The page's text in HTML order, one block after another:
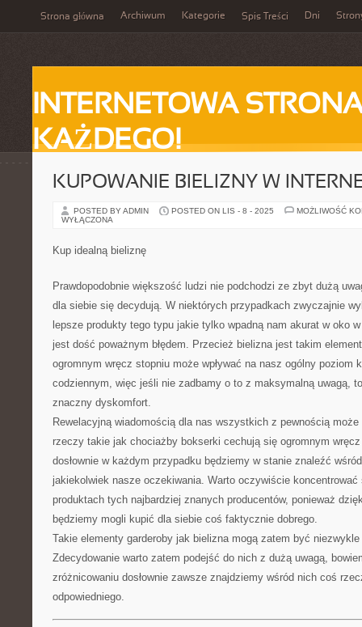
Strona główna Archiwum Kategorie Spis Treści Dni
INTERNETOWA
KAŻDEGO!
KUPOWANIE BIELIZNY W
POSTED BY ADMIN POSTED ON LIS - 8 - 2025
MOŻLIWOŚĆ
WYŁĄCZONA
Kup idealną bieliznę
Prawdopodobnie większość ludzi nie podchodzi ze zbyt dużą
dla siebie się decydują. W niektórych przypadkach zwyczajnie
lepsze produkty tego typu jakie tylko wpadną nam akurat w oko
jest dość poważnym błędem. Przecież bielizna jest takim
ogromnym wręcz stopniu może wpływać na nasz ogólny poziom
codziennym, więc jeśli nie zadbamy o to z maksymalną uwagą,
znaczny dyskomfort.
Rewelacyjną wiadomością dla nas wszystkich z pewnością
rzeczy takie jak chociażby bokserki cechują się ogromnym
dosłownie w każdym przypadku będziemy w stanie znaleźć
jakiekolwiek nasze oczekiwania. Warto oczywiście
produktach tych najbardziej znanych producentów, ponieważ
będziemy mogli kupić dla siebie coś faktycznie dobrego.
Takie elementy garderoby jak bielizna mogą zatem być
Zdecydowanie warto zatem podejść do nich z dużą uwagą,
zróżnicowaniu dosłownie zawsze znajdziemy wśród nich coś
odpowiedniego.